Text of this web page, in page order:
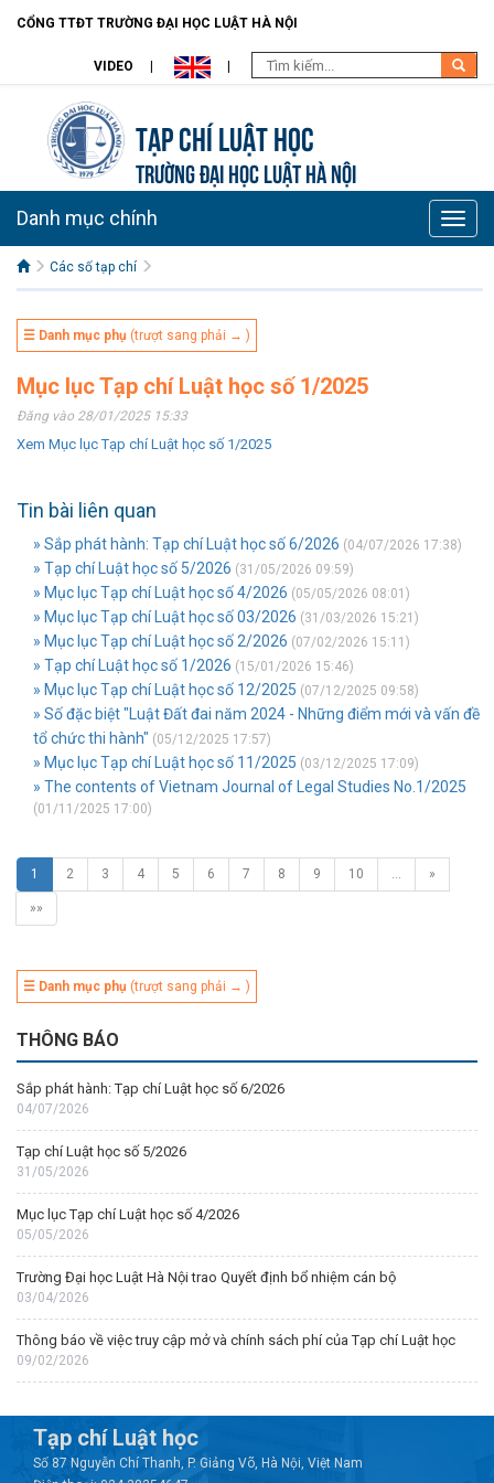
CỔNG TTĐT TRƯỜNG ĐẠI HỌC LUẬT HÀ NỘI
VIDEO
Tạp chí Luật học
TRƯỜNG ĐẠI HỌC LUẬT HÀ NỘI
Toggle
Danh mục chính
Các số tạp chí
☰ Danh mục phụ (trượt sang phải → )
Mục lục Tạp chí Luật học số 1/2025
Đăng vào 28/01/2025 15:33
Xem Mục lục Tạp chí Luật học số 1/2025
Tin bài liên quan
» Sắp phát hành: Tạp chí Luật học số 6/2026 (04/07/2026 17:38)
» Tạp chí Luật học số 5/2026 (31/05/2026 09:59)
» Mục lục Tạp chí Luật học số 4/2026 (05/05/2026 08:01)
» Mục lục Tạp chí Luật học số 03/2026 (31/03/2026 15:21)
» Mục lục Tạp chí Luật học số 2/2026 (07/02/2026 15:11)
» Tạp chí Luật học số 1/2026 (15/01/2026 15:46)
» Mục lục Tạp chí Luật học số 12/2025 (07/12/2025 09:58)
» Số đặc biệt "Luật Đất đai năm 2024 - Những điểm mới và vấn đề
tổ chức thi hành" (05/12/2025 17:57)
» Mục lục Tạp chí Luật học số 11/2025 (03/12/2025 17:09)
» The contents of Vietnam Journal of Legal Studies No.1/2025
(01/11/2025 17:00)
1 2 3 4 5 6 7 8 9 10 … »
»»
☰ Danh mục phụ (trượt sang phải → )
THÔNG BÁO
Sắp phát hành: Tạp chí Luật học số 6/2026
04/07/2026
Tạp chí Luật học số 5/2026
31/05/2026
Mục lục Tạp chí Luật học số 4/2026
05/05/2026
Trường Đại học Luật Hà Nội trao Quyết định bổ nhiệm cán bộ
03/04/2026
Thông báo về việc truy cập mở và chính sách phí của Tạp chí Luật học
09/02/2026
Tạp chí Luật học
Số 87 Nguyễn Chí Thanh, P. Giảng Võ, Hà Nội, Việt Nam